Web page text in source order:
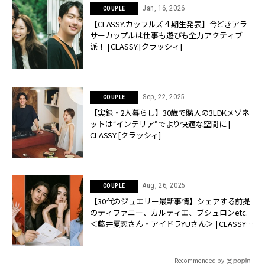
COUPLE Jan, 16, 2026
【CLASSY.カップルズ４期生発表】今どきアラ
サーカップルは仕事も遊びも全力アクティブ
派！ | CLASSY.[クラッシィ]
COUPLE Sep, 22, 2025
【実録・2人暮らし】30歳で購入の3LDKメゾネ
ットは“インテリア”でより快適な空間に |
CLASSY.[クラッシィ]
COUPLE Aug, 26, 2025
【30代のジュエリー最新事情】シェアする前提
のティファニー、カルティエ、ブシュロンetc.
＜藤井夏恋さん・アイドラYUさん＞ | CLASSY.
Recommended by